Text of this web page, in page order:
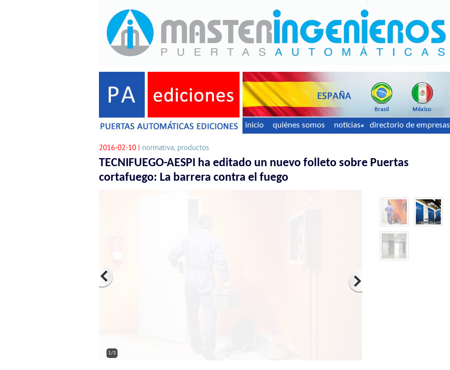
inicio quiénes somos noticias directorio de empresas
2016-02-10 | normativa, productos
TECNIFUEGO-AESPI ha editado un nuevo folleto sobre Puertas
cortafuego: La barrera contra el fuego
2/3